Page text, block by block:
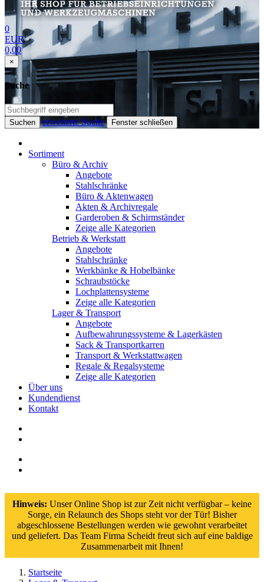
0
EUR
0,00
×
Suche
Suchen erweiterte Suche Fenster schließen
Sortiment
Büro & Archiv
Angebote
Stahlschränke
Büro & Aktenwagen
Akten & Archivregale
Garderoben & Schirmständer
Zeige alle Kategorien
Betrieb & Werkstatt
Angebote
Stahlschränke
Werkbänke & Hobelbänke
Schraubstöcke
Lochplattensysteme
Zeige alle Kategorien
Lager & Transport
Angebote
Aufbewahrungssysteme & Lagerkästen
Sack & Transportkarren
Transport & Werkstattwagen
Regale & Regalsysteme
Zeige alle Kategorien
Über uns
Kundendienst
Kontakt
Hinweis: Unser Online Shop ist zur Zeit nicht verfügbar – keine
Sorge, ein Relaunch des Shops steht vor der Tür! Bisher
abgeschlossene Bestellungen werden wie gewohnt verarbeitet
und geliefert. Das Team Firma Scheidt freut sich auf eine baldige
Zusammenarbeit mit Ihnen!
Startseite